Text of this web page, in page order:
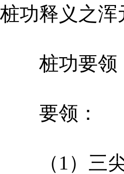
桩功释义之
桩功要领
要领：
（1）三尖